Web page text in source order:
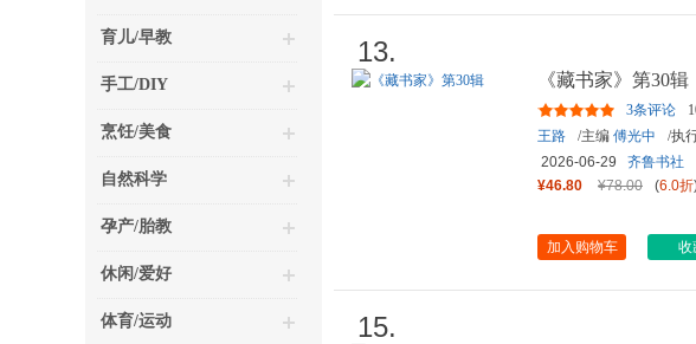
育儿/早教
手工/DIY
烹饪/美食
自然科学
孕产/胎教
休闲/爱好
体育/运动
13.
《藏书家》第30辑
3条评论
王路
/主编 傅光中
/执
2026-06-29
齐鲁书社
¥46.80
¥78.00 (6.0折
加入购物车 收
15.